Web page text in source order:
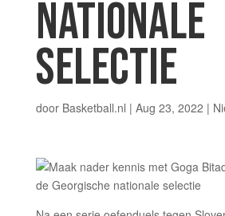
NATIONALE
SELECTIE
door Basketball.nl | Aug 23, 2022 |